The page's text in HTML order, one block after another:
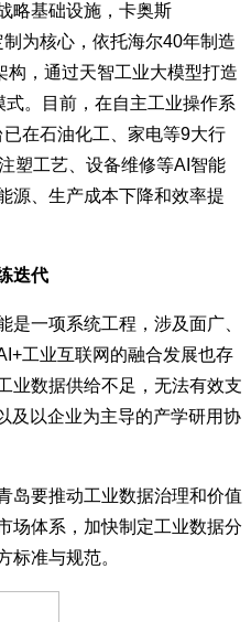
略基础设施，卡奥斯
为核心，依托海尔40年制造
构，通过天智工业大模型打造
式。目前，在自主工业操作系
在石油化工、家电等9大行
塑工艺、设备维修等AI智能
源、生产成本下降和效率提
迭代
是一项系统工程，涉及面广、
工业互联网的融合发展也存
业数据供给不足，无法有效支
及以企业为主导的产学研用协
岛要推动工业数据治理和价值
场体系，加快制定工业数据分
标准与规范。